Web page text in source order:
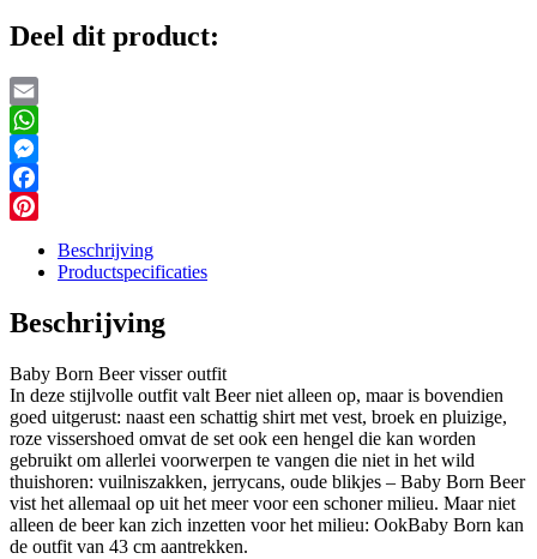
Deel dit product:
Email
WhatsApp
Messenger
Facebook
Beschrijving
Productspecificaties
Beschrijving
Baby Born Beer visser outfit
In deze stijlvolle outfit valt Beer niet alleen op, maar is bovendien
goed uitgerust: naast een schattig shirt met vest, broek en pluizige,
roze vissershoed omvat de set ook een hengel die kan worden
gebruikt om allerlei voorwerpen te vangen die niet in het wild
thuishoren: vuilniszakken, jerrycans, oude blikjes – Baby Born Beer
vist het allemaal op uit het meer voor een schoner milieu. Maar niet
alleen de beer kan zich inzetten voor het milieu: OokBaby Born kan
de outfit van 43 cm aantrekken.